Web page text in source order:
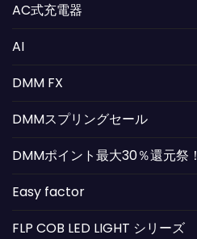
AC式充電器
AI
DMM FX
DMMスプリングセール
DMMポイント最大30％還元祭！
Easy factor
FLP COB LED LIGHT シリーズ